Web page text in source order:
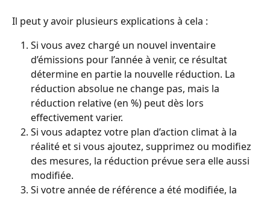
Il peut y avoir plusieurs explications à cela :
Si vous avez chargé un nouvel inventaire
d’émissions pour l’année à venir, ce résultat
détermine en partie la nouvelle réduction. La
réduction absolue ne change pas, mais la
réduction relative (en %) peut dès lors
effectivement varier.
Si vous adaptez votre plan d’action climat à la
réalité et si vous ajoutez, supprimez ou modifiez
des mesures, la réduction prévue sera elle aussi
modifiée.
Si votre année de référence a été modifiée, la